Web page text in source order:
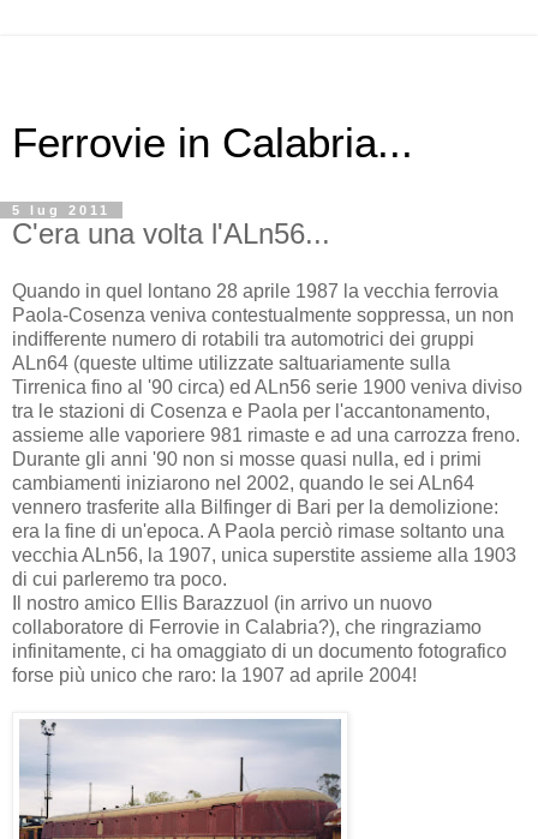
Ferrovie in Calabria...
5 lug 2011
C'era una volta l'ALn56...
Quando in quel lontano 28 aprile 1987 la vecchia ferrovia
Paola-Cosenza veniva contestualmente soppressa, un non
indifferente numero di rotabili tra automotrici dei gruppi
ALn64 (queste ultime utilizzate saltuariamente sulla
Tirrenica fino al '90 circa) ed ALn56 serie 1900 veniva diviso
tra le stazioni di Cosenza e Paola per l'accantonamento,
assieme alle vaporiere 981 rimaste e ad una carrozza freno.
Durante gli anni '90 non si mosse quasi nulla, ed i primi
cambiamenti iniziarono nel 2002, quando le sei ALn64
vennero trasferite alla Bilfinger di Bari per la demolizione:
era la fine di un'epoca. A Paola perciò rimase soltanto una
vecchia ALn56, la 1907, unica superstite assieme alla 1903
di cui parleremo tra poco.
Il nostro amico Ellis Barazzuol (in arrivo un nuovo
collaboratore di Ferrovie in Calabria?), che ringraziamo
infinitamente, ci ha omaggiato di un documento fotografico
forse più unico che raro: la 1907 ad aprile 2004!